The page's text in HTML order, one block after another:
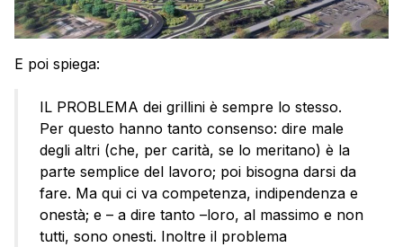
E poi spiega:
IL PROBLEMA dei grillini è sempre lo stesso.
Per questo hanno tanto consenso: dire male
degli altri (che, per carità, se lo meritano) è la
parte semplice del lavoro; poi bisogna darsi da
fare. Ma qui ci va competenza, indipendenza e
onestà; e – a dire tanto –loro, al massimo e non
tutti, sono onesti. Inoltre il problema